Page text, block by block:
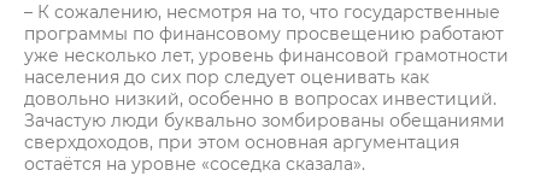
– К сожалению, несмотря на то, что государственные
программы по финансовому просвещению работают
уже несколько лет, уровень финансовой грамотности
населения до сих пор следует оценивать как
довольно низкий, особенно в вопросах инвестиций.
Зачастую люди буквально зомбированы обещаниями
сверхдоходов, при этом основная аргументация
остаётся на уровне «соседка сказала».